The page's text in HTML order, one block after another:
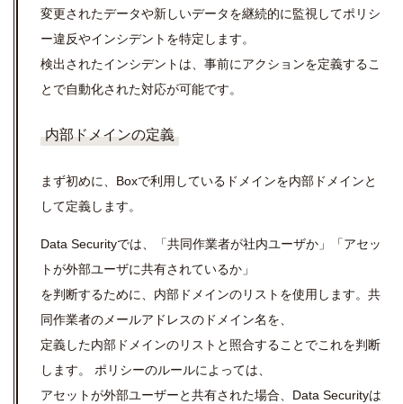
変更されたデータや新しいデータを継続的に監視してポリシ
ー違反やインシデントを特定します。
検出されたインシデントは、事前にアクションを定義するこ
とで自動化された対応が可能です。
内部ドメインの定義
まず初めに、Boxで利用しているドメインを内部ドメインと
して定義します。
Data Securityでは、「共同作業者が社内ユーザか」「アセッ
トが外部ユーザに共有されているか」
を判断するために、内部ドメインのリストを使用します。共
同作業者のメールアドレスのドメイン名を、
定義した内部ドメインのリストと照合することでこれを判断
します。 ポリシーのルールによっては、
アセットが外部ユーザーと共有された場合、Data Securityは